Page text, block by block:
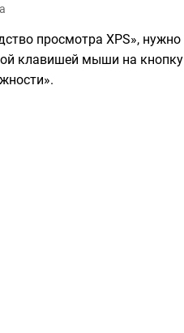
просмотра XPS», нужно
клавишей мыши на кнопку